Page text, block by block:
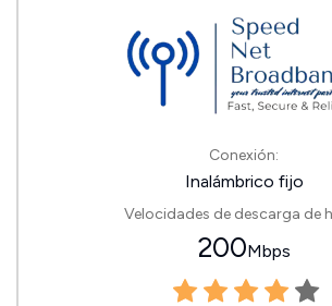
Conexión:
Inalámbrico fijo
Velocidades de descarga de
200Mbps